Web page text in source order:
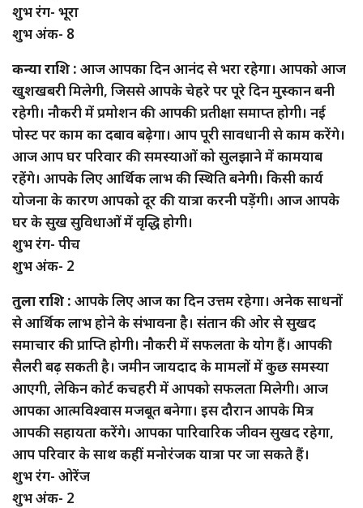
शुभ रंग- भूरा
शुभ अंक- 8
कन्या राशि : आज आपका दिन आनंद से भरा रहेगा। आपको आज
खुशखबरी मिलेगी, जिससे आपके चेहरे पर पूरे दिन मुस्कान बनी
रहेगी। नौकरी में प्रमोशन की आपकी प्रतीक्षा समाप्त होगी। नई
पोस्ट पर काम का दबाव बढ़ेगा। आप पूरी सावधानी से काम करेंगे।
आज आप घर परिवार की समस्याओं को सुलझाने में कामयाब
रहेंगे। आपके लिए आर्थिक लाभ की स्थिति बनेगी। किसी कार्य
योजना के कारण आपको दूर की यात्रा करनी पड़ेंगी। आज आपके
घर के सुख सुविधाओं में वृद्धि होगी।
शुभ रंग- पीच
शुभ अंक- 2
तुला राशि : आपके लिए आज का दिन उत्तम रहेगा। अनेक साधनों
से आर्थिक लाभ होने के संभावना है। संतान की ओर से सुखद
समाचार की प्राप्ति होगी। नौकरी में सफलता के योग हैं। आपकी
सैलरी बढ़ सकती है। जमीन जायदाद के मामलों में कुछ समस्या
आएगी, लेकिन कोर्ट कचहरी में आपको सफलता मिलेगी। आज
आपका आत्मविश्वास मजबूत बनेगा। इस दौरान आपके मित्र
आपकी सहायता करेंगे। आपका पारिवारिक जीवन सुखद रहेगा,
आप परिवार के साथ कहीं मनोरंजक यात्रा पर जा सकते हैं।
शुभ रंग- ओरेंज
शुभ अंक- 2